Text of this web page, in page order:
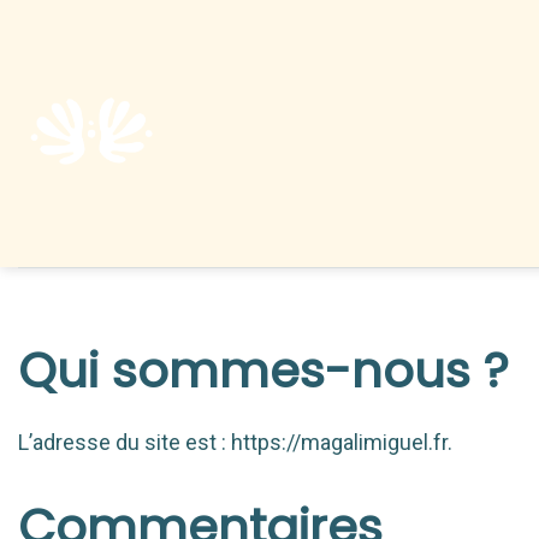
Qui sommes-nous ?
L’adresse du site est : https://magalimiguel.fr.